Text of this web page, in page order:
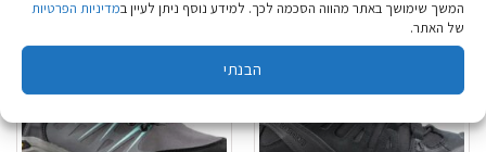
המשך שימושך באתר מהווה הסכמה לכך. למידע נוסף ניתן לעיין במדיניות הפרטיות
של האתר.
הבנתי